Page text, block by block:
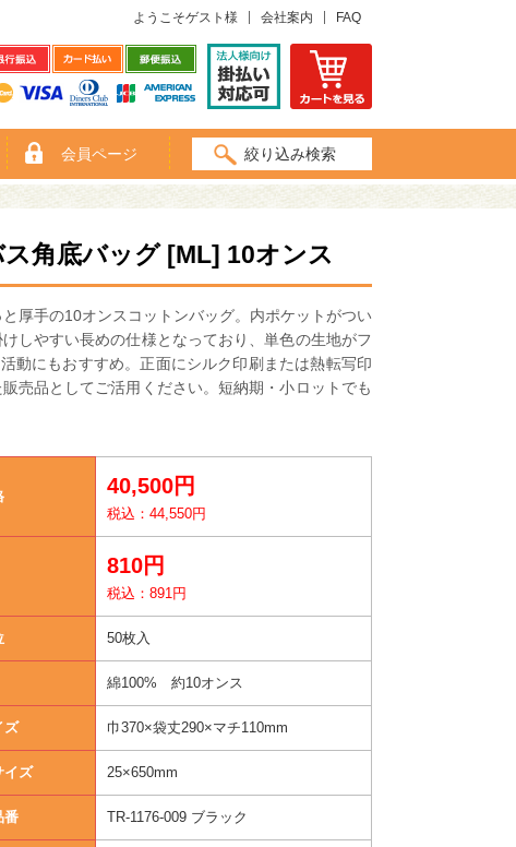
ようこそゲスト様 会社案内 FAQ
会員ページ 絞り込み検索
角底バッグ [ML] 10オンス
厚手の10オンスコットンバッグ。内ポケットがつい
しやすい長めの仕様となっており、単色の生地がフ
動にもおすすめ。正面にシルク印刷または熱転写印
売品としてご活用ください。短納期・小ロットでも
40,500円
税込：44,550円
810円
税込：891円
50枚入
綿100% 約10オンス
ズ 巾370×袋丈290×マチ110mm
イズ 25×650mm
番 TR-1176-009 ブラック